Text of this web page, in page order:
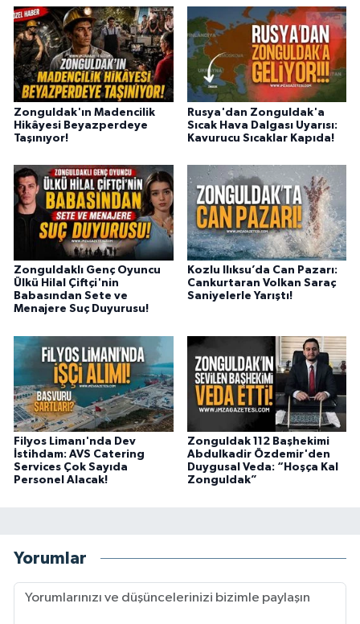
Zonguldak'ın Madencilik
Hikâyesi Beyazperdeye
Taşınıyor!
Rusya'dan Zonguldak'a
Sıcak Hava Dalgası Uyarısı:
Kavurucu Sıcaklar Kapıda!
Zonguldaklı Genç Oyuncu
Ülkü Hilal Çiftçi'nin
Babasından Sete ve
Menajere Suç Duyurusu!
Kozlu Ilıksu’da Can Pazarı:
Cankurtaran Volkan Saraç
Saniyelerle Yarıştı!
Filyos Limanı'nda Dev
İstihdam: AVS Catering
Services Çok Sayıda
Personel Alacak!
Zonguldak 112 Başhekimi
Abdulkadir Özdemir'den
Duygusal Veda: “Hoşça Kal
Zonguldak”
Yorumlar